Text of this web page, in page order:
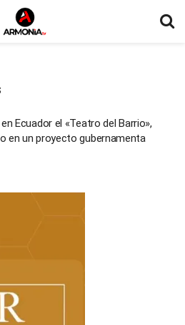
Ecuador el «Teatro del Barrio»,
en un proyecto gubernamenta